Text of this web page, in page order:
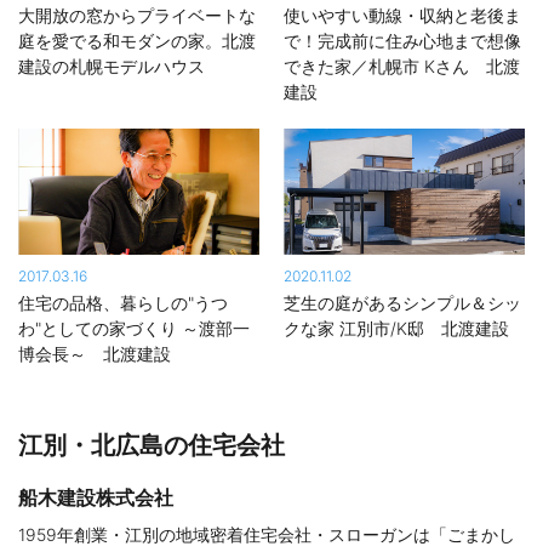
大開放の窓からプライベートな
庭を愛でる和モダンの家。北渡
建設の札幌モデルハウス
使いやすい動線・収納と老後ま
で！完成前に住み心地まで想像
できた家／札幌市 Kさん 北渡
建設
2017.03.16
住宅の品格、暮らしの"うつ
わ"としての家づくり ～渡部一
博会長～ 北渡建設
2020.11.02
芝生の庭があるシンプル＆シッ
クな家 江別市/K邸 北渡建設
江別・北広島の住宅会社
船木建設株式会社
1959年創業・江別の地域密着住宅会社・スローガンは「ごまかし